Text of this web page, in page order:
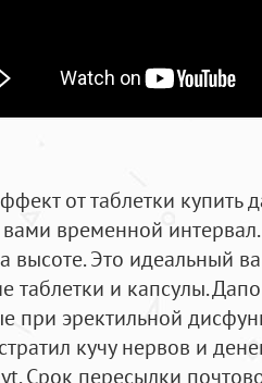
от таблетки купить
временной
высоте. Это идеальный
таблетки и капсулы.
при эректильной
кучу нервов и
Срок пересылки